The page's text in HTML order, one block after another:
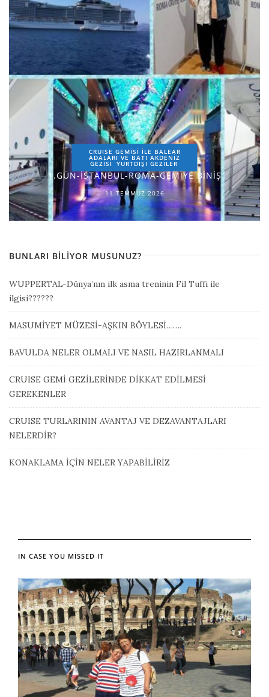
CRUISE GEMİSİ İLE BALEAR
ADALARI VE BATI AKDENİZ
GEZİSİ YURTDIŞI GEZILER
1.GÜN-İSTANBUL-ROMA-GEMİYE BİNİŞ
11 TEMMUZ 2026
BUNLARI BILIYOR MUSUNUZ?
WUPPERTAL-Dünya’nın ilk asma treninin Fil Tuffi ile
ilgisi??????
MASUMİYET MÜZESİ-AŞKIN BÖYLESİ…….
BAVULDA NELER OLMALI VE NASIL HAZIRLANMALI
CRUISE GEMİ GEZİLERİNDE DİKKAT EDİLMESİ
GEREKENLER
CRUISE TURLARININ AVANTAJ VE DEZAVANTAJLARI
NELERDİR?
KONAKLAMA İÇİN NELER YAPABİLİRİZ
IN CASE YOU MISSED IT